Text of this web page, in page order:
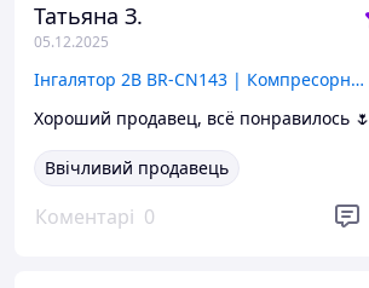
Татьяна З.
05.12.2025
Інгалятор 2B BR-CN143 | Компресорний | Для дітей та дорослих | 2 маски | Гарантія 2 роки
Хороший продавец, всё понравилось 🌷
Ввічливий продавець
Коментарі 0